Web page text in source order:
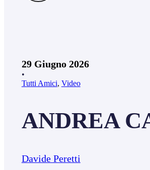
29 Giugno 2026
•
Tutti Amici, Video
ANDREA
Davide Peretti